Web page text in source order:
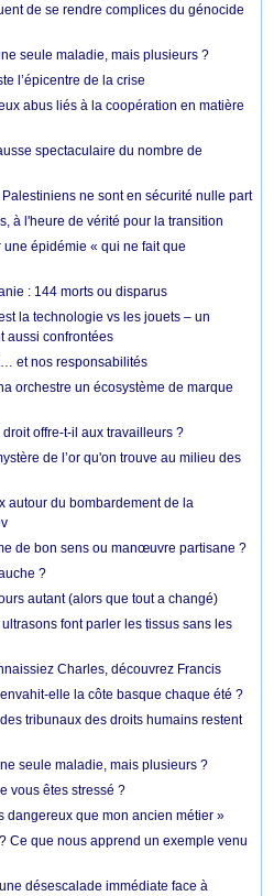
de se rendre complices du génocide
seule maladie, mais plusieurs ?
l’épicentre de la crise
abus liés à la coopération en matière
spectaculaire du nombre de
ne sont en sécurité nulle part
à l'heure de vérité pour la transition
une épidémie « qui ne fait que
: 144 morts ou disparus
la technologie vs les jouets – un
aussi confrontées
et nos responsabilités
orchestre un écosystème de marque
offre-t-il aux travailleurs ?
de l’or qu'on trouve au milieu des
autour du bombardement de la
de bon sens ou manœuvre partisane ?
?
autant (alors que tout a changé)
font parler les tissus sans les
Charles, découvrez Francis
elle la côte basque chaque été ?
tribunaux des droits humains restent
seule maladie, mais plusieurs ?
vous êtes stressé ?
dangereux que mon ancien métier »
Ce que nous apprend un exemple venu
désescalade immédiate face à